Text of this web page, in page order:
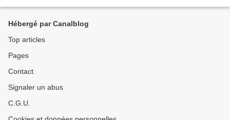
Hébergé par Canalblog
Top articles
Pages
Contact
Signaler un abus
C.G.U.